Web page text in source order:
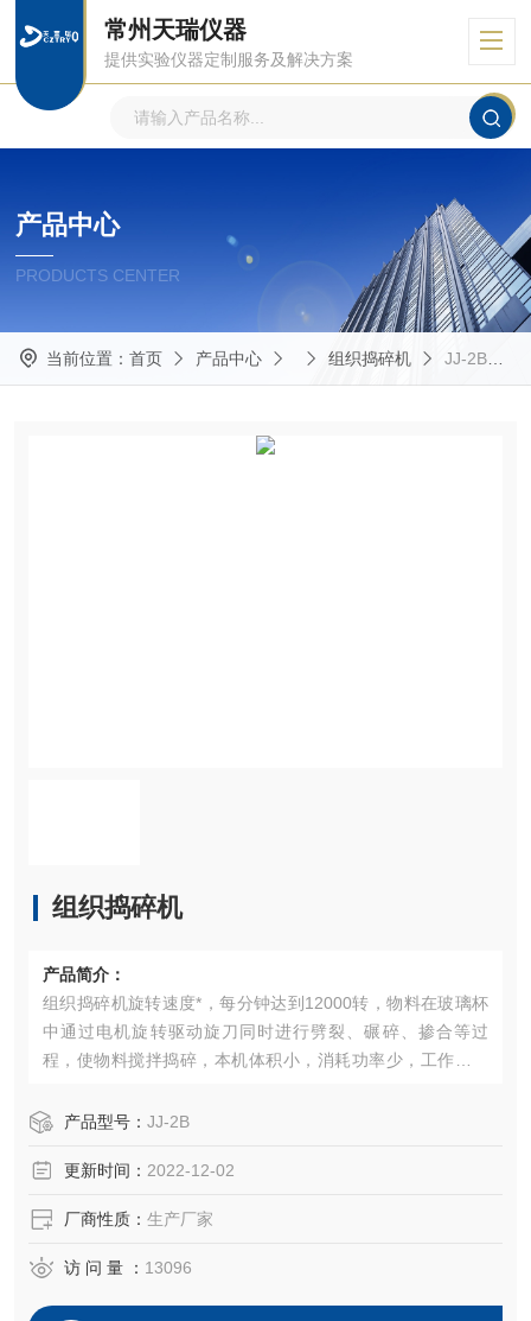
常州天瑞仪器
提供实验仪器定制服务及解决方案
产品中心
PRODUCTS CENTER
当前位置： 首页 产品中心 组织捣碎机 JJ-2B组织捣碎机
组织捣碎机
产品简介：
组织捣碎机旋转速度*，每分钟达到12000转，物料在玻璃杯
中通过电机旋转驱动旋刀同时进行劈裂、碾碎、掺合等过
程，使物料搅拌捣碎，本机体积小，消耗功率少，工作效率
产品型号： JJ-2B
更新时间： 2022-12-02
厂商性质： 生产厂家
访 问 量 ： 13096